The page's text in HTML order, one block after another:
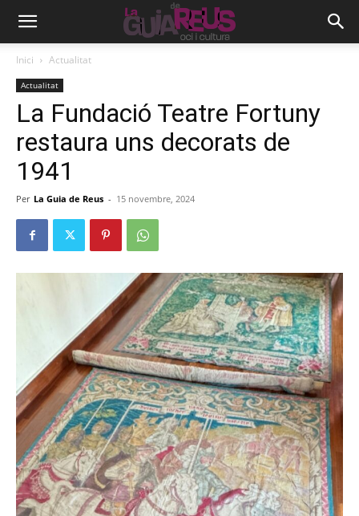
Inici Actualitat
Actualitat
La Fundació Teatre Fortuny
restaura uns decorats de
1941
Per La Guia de Reus - 15 novembre, 2024